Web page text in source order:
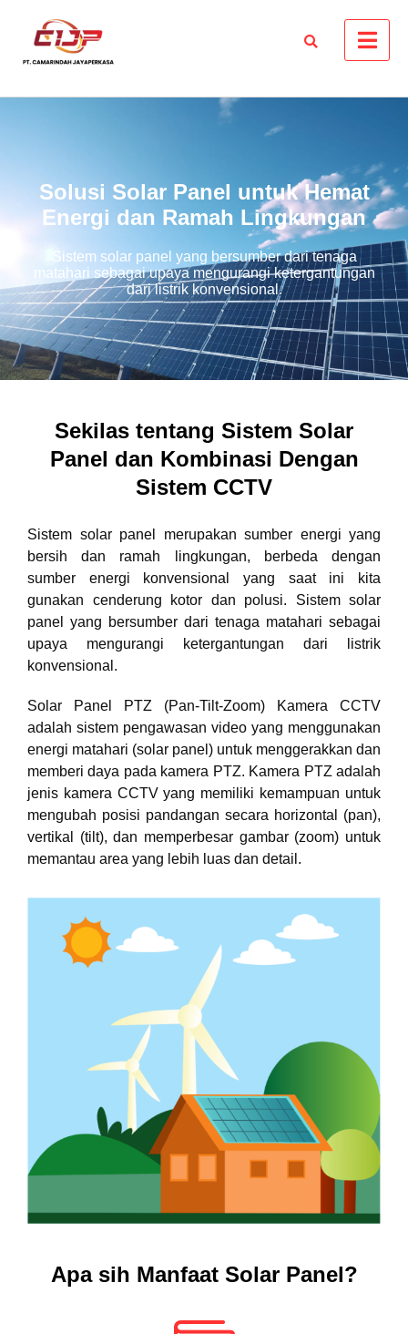
Solusi Solar Panel untuk Hemat
Energi dan Ramah Lingkungan
Sistem solar panel yang bersumber dari tenaga
matahari sebagai upaya mengurangi ketergantungan
dari listrik konvensional.
Sekilas tentang Sistem Solar
Panel dan Kombinasi Dengan
Sistem CCTV
Sistem solar panel merupakan sumber energi yang
bersih dan ramah lingkungan, berbeda dengan
sumber energi konvensional yang saat ini kita
gunakan cenderung kotor dan polusi. Sistem solar
panel yang bersumber dari tenaga matahari sebagai
upaya mengurangi ketergantungan dari listrik
konvensional.
Solar Panel PTZ (Pan-Tilt-Zoom) Kamera CCTV
adalah sistem pengawasan video yang menggunakan
energi matahari (solar panel) untuk menggerakkan dan
memberi daya pada kamera PTZ. Kamera PTZ adalah
jenis kamera CCTV yang memiliki kemampuan untuk
mengubah posisi pandangan secara horizontal (pan),
vertikal (tilt), dan memperbesar gambar (zoom) untuk
memantau area yang lebih luas dan detail.
Apa sih Manfaat Solar Panel?